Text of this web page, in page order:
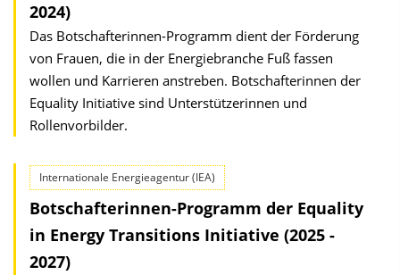
2024)
Das Botschafterinnen-Programm dient der Förderung
von Frauen, die in der Energiebranche Fuß fassen
wollen und Karrieren anstreben. Botschafterinnen der
Equality Initiative sind Unterstützerinnen und
Rollenvorbilder.
Internationale Energieagentur (IEA)
Botschafterinnen-Programm der Equality
in Energy Transitions Initiative (2025 -
2027)